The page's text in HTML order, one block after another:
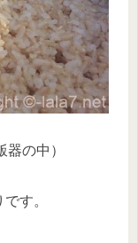
の中）
す。